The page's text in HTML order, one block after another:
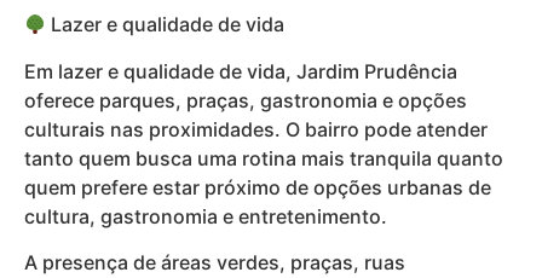
Lazer e qualidade de vida
Em lazer e qualidade de vida, Jardim Prudência
oferece parques, praças, gastronomia e opções
culturais nas proximidades. O bairro pode atender
tanto quem busca uma rotina mais tranquila quanto
quem prefere estar próximo de opções urbanas de
cultura, gastronomia e entretenimento.
A presença de áreas verdes, praças, ruas